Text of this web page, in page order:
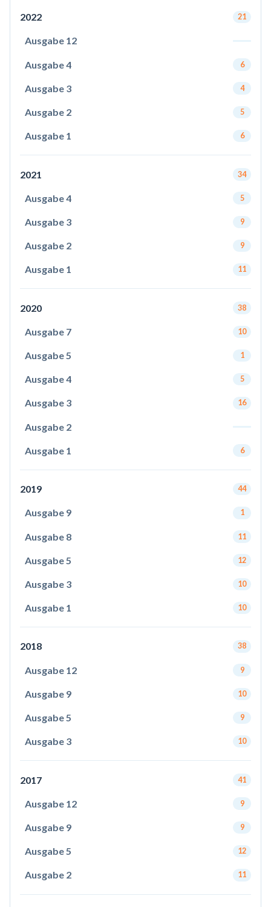
2022 21
Ausgabe 12
Ausgabe 4 6
Ausgabe 3 4
Ausgabe 2 5
Ausgabe 1 6
2021 34
Ausgabe 4 5
Ausgabe 3 9
Ausgabe 2 9
Ausgabe 1 11
2020 38
Ausgabe 7 10
Ausgabe 5 1
Ausgabe 4 5
Ausgabe 3 16
Ausgabe 2
Ausgabe 1 6
2019 44
Ausgabe 9 1
Ausgabe 8 11
Ausgabe 5 12
Ausgabe 3 10
Ausgabe 1 10
2018 38
Ausgabe 12 9
Ausgabe 9 10
Ausgabe 5 9
Ausgabe 3 10
2017 41
Ausgabe 12 9
Ausgabe 9 9
Ausgabe 5 12
Ausgabe 2 11